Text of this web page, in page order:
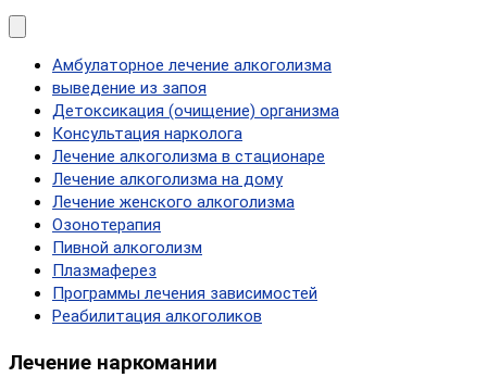
Амбулаторное лечение алкоголизма
выведение из запоя
Детоксикация (очищение) организма
Консультация нарколога
Лечение алкоголизма в стационаре
Лечение алкоголизма на дому
Лечение женского алкоголизма
Озонотерапия
Пивной алкоголизм
Плазмаферез
Программы лечения зависимостей
Реабилитация алкоголиков
Лечение наркомании